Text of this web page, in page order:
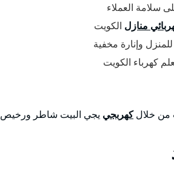
سلامة العملاء
منازل الكويت
وإنارة مخفية
كهرباء الكويت
من خلالكهربجي يجي البيت شاطر ورخيص